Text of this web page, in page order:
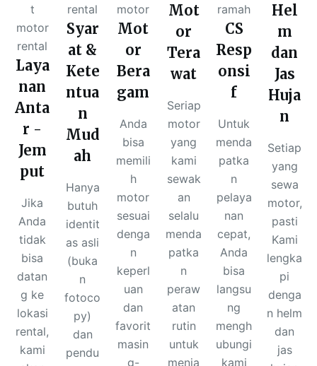
Laya
nan
Anta
r -
Jem
put
Jika
Anda
tidak
bisa
datan
g ke
lokasi
rental,
kami
Syar
at &
Kete
ntua
n
Mud
ah
Hanya
butuh
identit
as asli
(buka
n
fotoco
py)
dan
pendu
Mot
or
Bera
gam
Anda
bisa
memili
h
motor
sesuai
denga
n
keperl
uan
dan
favorit
masin
g-
Mot
or
Tera
wat
Seriap
motor
yang
kami
sewak
an
selalu
menda
patka
n
peraw
atan
rutin
untuk
menja
CS
Resp
onsi
f
Untuk
menda
patka
n
pelaya
nan
cepat,
Anda
bisa
langsu
ng
mengh
ubungi
kami
Hel
m
dan
Jas
Huja
n
Setiap
yang
sewa
motor,
pasti
Kami
lengka
pi
denga
n helm
dan
jas